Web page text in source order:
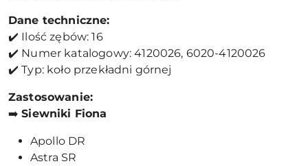
Dane techniczne:
✔️ Ilość zębów: 16
✔️ Numer katalogowy: 4120026, 6020-4120026
✔️ Typ: koło przekładni górnej
Zastosowanie:
➡️Siewniki Fiona
Apollo DR
Astra SR